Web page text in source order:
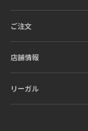
ご注文
店舗情報
リーガル